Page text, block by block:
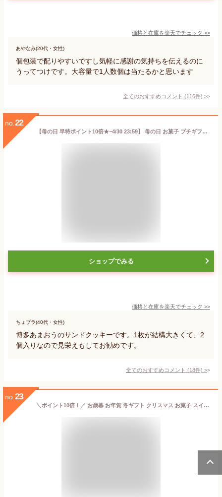
価格と在庫を楽天でチェック >>
あやなみ(20代・女性)
個包装で配りやすいですし気軽に感謝の気持ちを伝えるのに
うってつけです。大容量で1人数個は当たるかと思います
全てのおすすめコメント (116件) >
no. 22
【母の日 早特ポイント10倍★~4/30 23:59】 母の日 お菓子 プチギフト 個包装 クッキー かわいい ｜ 博多風美庵 あまおうサンドクッキー 2個入 【0】 宅急便発送 Pgift
ショップでみる
価格と在庫を楽天でチェック >>
ちょプラ(40代・女性)
博多あまおうのサンドクッキーです。1枚が結構大きくて、2
個入りなので見栄えもしてお勧めです。
全てのおすすめコメント (18件) >
no. 23
＼ポイント10倍！／ お歳暮 お年賀 冬ギフト クリスマス お菓子 スイーツ ギフト プレゼント 2025 あす楽 送料無料『焼き菓子ギフトセット』 お返し お誕生日 内祝い 結婚内祝い 出産内祝い お祝い 洋菓子 詰め合わせ スイーツセット 個包装 日時指定 常温